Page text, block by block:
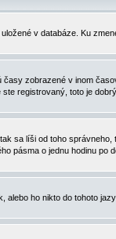
v databáze. Ku
zobrazené v inom
registrovaný, toto je
sa líši od toho
pásma o jednu hodinu po
alebo ho nikto do tohoto